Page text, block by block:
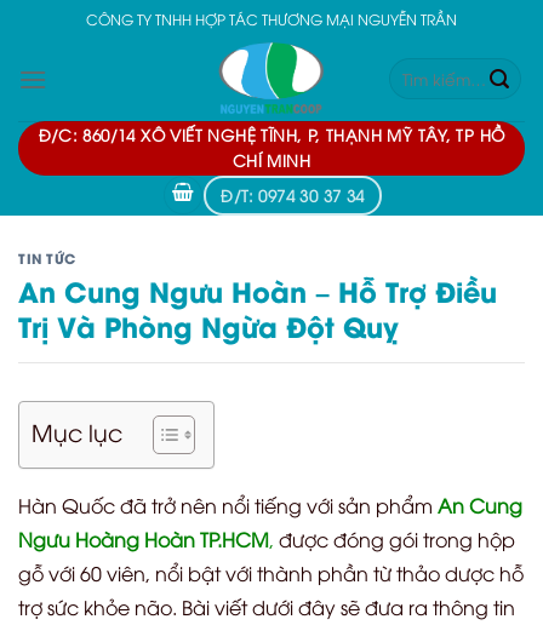
content
CÔNG TY TNHH HỢP TÁC THƯƠNG MẠI NGUYỄN TRẦN
Tìm
kiếm:
Đ/C: 860/14 XÔ VIẾT NGHỆ TĨNH, P, THẠNH MỸ TÂY, TP HỒ
CHÍ MINH
Đ/T: 0974 30 37 34
TIN TỨC
An Cung Ngưu Hoàn – Hỗ Trợ Điều
Trị Và Phòng Ngừa Đột Quỵ
Mục lục
Hàn Quốc đã trở nên nổi tiếng với sản phẩm An Cung
Ngưu Hoàng Hoàn TP.HCM, được đóng gói trong hộp
gỗ với 60 viên, nổi bật với thành phần từ thảo dược hỗ
trợ sức khỏe não. Bài viết dưới đây sẽ đưa ra thông tin